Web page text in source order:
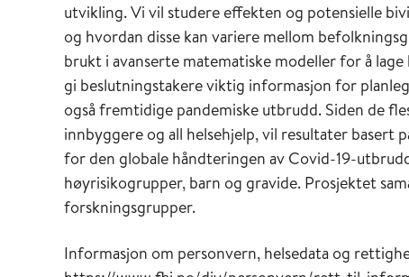
utvikling. Vi vil studere effekten og potensielle
og hvordan disse kan variere mellom
brukt i avanserte matematiske modeller for å
gi beslutningstakere viktig informasjon for
også fremtidige pandemiske utbrudd. Siden de
innbyggere og all helsehjelp, vil resultater basert
for den globale håndteringen av Covid-19-
høyrisikogrupper, barn og gravide. Prosjektet
forskningsgrupper.
Informasjon om personvern, helsedata og